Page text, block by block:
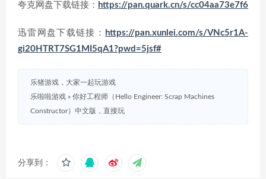
夸克网盘下载链接： https://pan.quark.cn/s/cc04aa73e7f6
迅雷网盘下载链接： https://pan.xunlei.com/s/VNc5r1A-
gi20HTRT7SG1MI5qA1?pwd=5jsf#
乐猪游戏，大家一起玩游戏
乐啦啦游戏 » 你好工程师（Hello Engineer: Scrap Machines
Constructor）中文版，直接玩
分享到：